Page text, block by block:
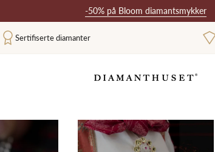
Sertifiserte diamanter
-50% på Bloom diamantsmykker